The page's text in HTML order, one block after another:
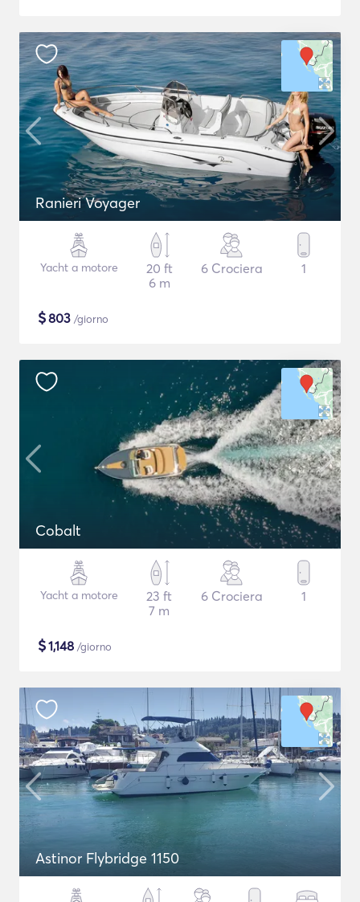
Ranieri Voyager
Yacht a motore
20 ft
6 m
6 Crociera 1
$803 /giorno
Cobalt
Yacht a motore
23 ft
7 m
6 Crociera 1
$1,148 /giorno
Astinor Flybridge 1150